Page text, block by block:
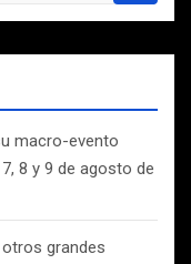
macro-evento
8 y 9 de agosto de
grandes